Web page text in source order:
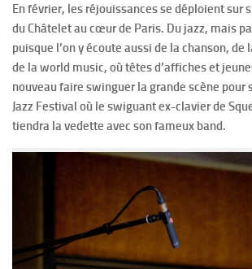
En février, les réjouissances se déploient sur
du Châtelet au cœur de Paris. Du jazz, mais
puisque l’on y écoute aussi de la chanson, de
de la world music, où têtes d’affiches et
nouveau faire swinguer la grande scène pour
Jazz Festival où le swiguant ex-clavier de
tiendra la vedette avec son fameux band.